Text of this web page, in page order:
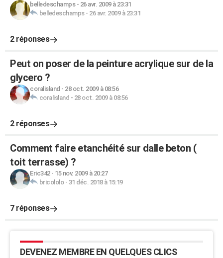
belledeschamps- 26 avr. 2009 à 23:31
belledeschamps- 26 avr. 2009 à 23:31
2 réponses
Peut on poser de la peinture acrylique sur de la
glycero ?
coralisland - 28 oct. 2009 à 08:56
coralisland - 28 oct. 2009 à 08:56
2 réponses
Comment faire etanchéité sur dalle beton (
toit terrasse) ?
Eric342- 15 nov. 2009 à 20:27
bricololo- 31 déc. 2018 à 15:19
7 réponses
DEVENEZ MEMBRE EN QUELQUES CLICS